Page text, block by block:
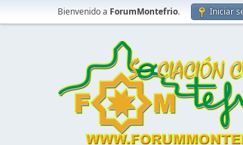
Bienvenido a ForumMontefrio. Iniciar